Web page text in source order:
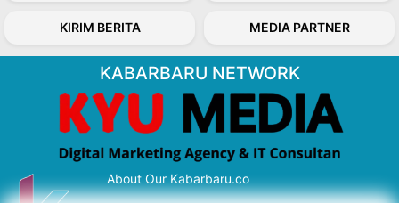
KIRIM BERITA MEDIA PARTNER
KABARBARU NETWORK
About Our Kabarbaru.co